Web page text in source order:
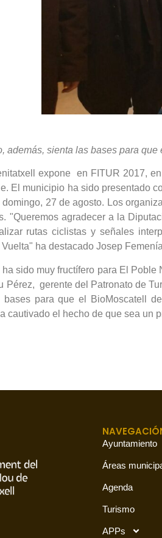
además, sienta las bases para
expone en FITUR 2017,
El municipio ha sido presentado
27 de agosto. Los
"Queremos agradecer a la
rutas ciclistas y señales
ha destacado Josep
ha sido muy fructífero para El
Pérez, gerente del Patronato de
bases para que el BioMoscatell
cautivado el hecho de que sea un
Ayuntamiento
Áreas
Agenda
Turismo
APPs